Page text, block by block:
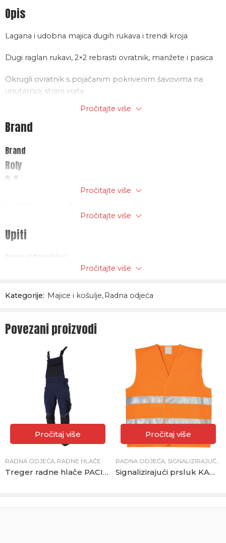
Opis
Lagana i udobna majica dugih rukava i trendi kroja
Dugi raglan rukavi, 2×2 rebrasti ovratnik, manžete i pasica
Okrugli ovratnik s pojačanim pokrivenim šavovima na
unutarnjoj strani vrata
Prednji detalji ukriženih šavova s 2×2 rebrastom tkaninom
Materijal: 85% pamuk-15% viskoza, 260g/m2
Pročitajte više
Brand
Brand
Roly
Pročitajte više
Politika trgovinePročitajte više
Upiti
General Enquiries
There are no enquiries yet.Pročitajte više
Kategorije: Majice i košulje, Radna odjeća
Povezani proizvodi
Pročitaj više
RADNA ODJEĆA, RADNE HLAČE
Treger radne hlače PACIFIC FLEX tamno plave
Pročitaj više
RADNA ODJEĆA, SIGNALIZIRAJUĆA OPREMA
Signalizirajući prsluk KANES narandžasti